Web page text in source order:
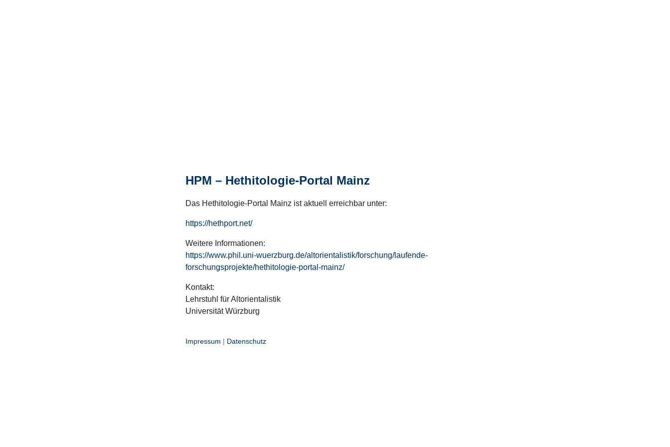
HPM – Hethitologie-Portal Mainz
Das Hethitologie-Portal Mainz ist aktuell erreichbar unter:
https://hethport.net/
Weitere Informationen:
https://www.phil.uni-wuerzburg.de/altorientalistik/forschung/laufende-
forschungsprojekte/hethitologie-portal-mainz/
Kontakt:
Lehrstuhl für Altorientalistik
Universität Würzburg
Impressum | Datenschutz